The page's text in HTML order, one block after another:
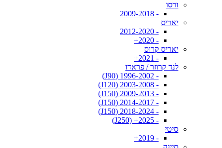
ורסו
- 2009-2018
יאריס
- 2012-2020
- 2020+
יאריס קרוס
- 2021+
לנד קרוזר / פראדו
- 1996-2002 (J90)
- 2003-2008 (J120)
- 2009-2013 (J150)
- 2014-2017 (J150)
- 2018-2024 (J150)
- 2025+ (J250)
סיטי
- 2019+